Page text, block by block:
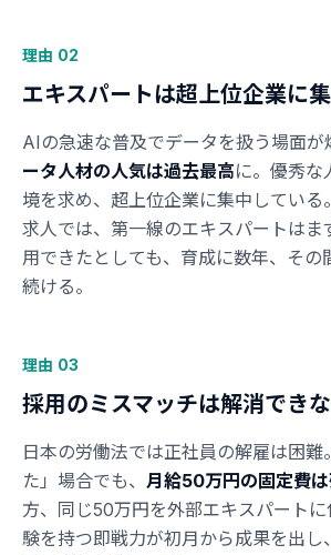
理由 02
エキスパートは超上位企業に集
AIの急速な普及でデータを扱う場面が
ータ人材の人気は過去最高に。優秀な
境を求め、超上位企業に集中してい
求人では、第一線のエキスパートはま
用できたとしても、育成に数年、その
続ける。
理由 03
採用のミスマッチは解消できな
日本の労働法では正社員の解雇は困難
た」場合でも、 月給50万円の固定費
方、同じ50万円を外部エキスパート
験を持つ即戦力が初月から成果を出し